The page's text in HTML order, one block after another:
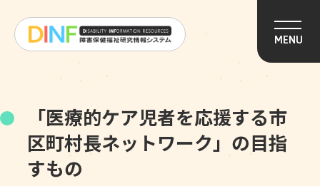
MENU
「医療的ケア児者を応援する市
区町村長ネットワーク」の目指
すもの